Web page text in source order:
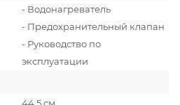
- Водонагреватель
- Предохранительный клапан
- Руководство по
эксплуатации